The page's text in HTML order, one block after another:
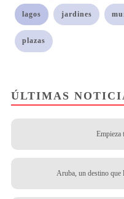
lagos jardines
plazas
ÚLTIMAS
Empieza
Aruba, un destino que